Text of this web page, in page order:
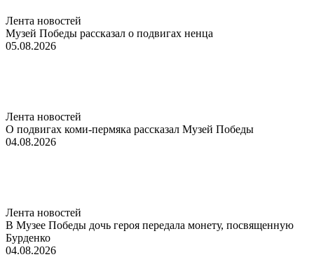
Лента новостей
Музей Победы рассказал о подвигах ненца
05.08.2026
Лента новостей
О подвигах коми-пермяка рассказал Музей Победы
04.08.2026
Лента новостей
В Музее Победы дочь героя передала монету, посвященную
Бурденко
04.08.2026